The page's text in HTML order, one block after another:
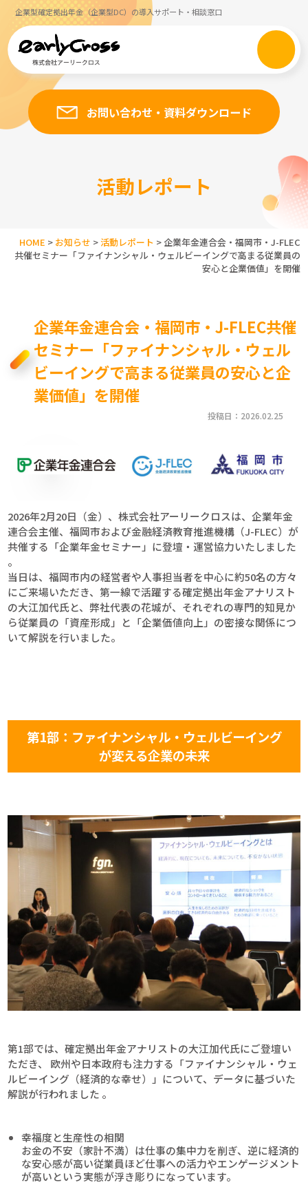
企業型確定拠出年金（企業型DC）の導入サポート・相談窓口
お問い合わせ・資料ダウンロード
活動レポート
HOME > お知らせ > 活動レポート > 企業年金連合会・福岡市・J-FLEC
共催セミナー「ファイナンシャル・ウェルビーイングで高まる従業員の
安心と企業価値」を開催
企業年金連合会・福岡市・J-FLEC共催
セミナー「ファイナンシャル・ウェル
ビーイングで高まる従業員の安心と企
業価値」を開催
投稿日：2026.02.25
2026年2月20日（金）、株式会社アーリークロスは、企業年金
連合会主催、福岡市および金融経済教育推進機構（J-FLEC）が
共催する「企業年金セミナー」に登壇・運営協力いたしました
。
当日は、福岡市内の経営者や人事担当者を中心に約50名の方々
にご来場いただき、第一線で活躍する確定拠出年金アナリスト
の大江加代氏と、弊社代表の花城が、それぞれの専門的知見か
ら従業員の「資産形成」と「企業価値向上」の密接な関係につ
いて解説を行いました。
第1部：ファイナンシャル・ウェルビーイング
が変える企業の未来
第1部では、確定拠出年金アナリストの大江加代氏にご登壇い
ただき、 欧州や日本政府も注力する「ファイナンシャル・ウェ
ルビーイング（経済的な幸せ）」について、データに基づいた
解説が行われました 。
幸福度と生産性の相関
お金の不安（家計不満）は仕事の集中力を削ぎ、逆に経済的
な安心感が高い従業員ほど仕事への活力やエンゲージメント
が高いという実態が浮き彫りになっています。